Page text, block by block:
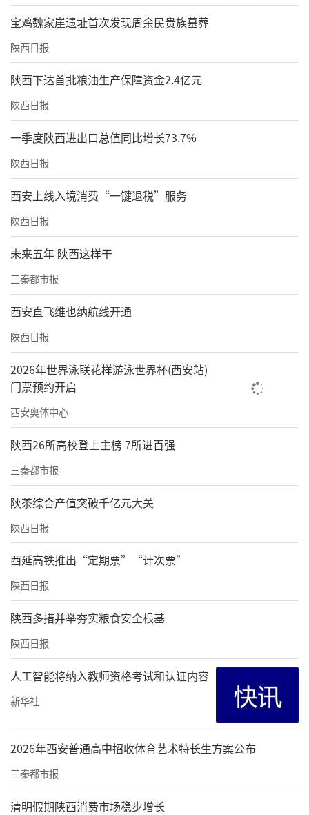
宝鸡魏家崖遗址首次发现周余民贵族墓葬
陕西日报
陕西下达首批粮油生产保障资金2.4亿元
陕西日报
一季度陕西进出口总值同比增长73.7%
陕西日报
西安上线入境消费“一键退税”服务
陕西日报
未来五年 陕西这样干
三秦都市报
西安直飞维也纳航线开通
陕西日报
2026年世界泳联花样游泳世界杯(西安站)
门票预约开启
西安奥体中心
陕西26所高校登上主榜 7所进百强
三秦都市报
陕茶综合产值突破千亿元大关
陕西日报
西延高铁推出“定期票”“计次票”
陕西日报
陕西多措并举夯实粮食安全根基
陕西日报
人工智能将纳入教师资格考试和认证内容
新华社
2026年西安普通高中招收体育艺术特长生方案公布
三秦都市报
清明假期陕西消费市场稳步增长